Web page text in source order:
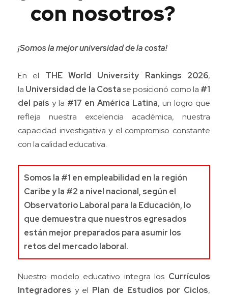
con nosotros?
¡Somos la mejor universidad de la costa!
En el THE World University Rankings 2026,
la Universidad de la Costase posicionó como la #1
del país y la #17 en América Latina, un logro que
refleja nuestra excelencia académica, nuestra
capacidad investigativa y el compromiso constante
con la calidad educativa.
Somos la #1 en empleabilidad en la región
Caribe y la #2 a nivel nacional, según el
Observatorio Laboral para la Educación, lo
que demuestra que nuestros egresados
están mejor preparados para asumir los
retos del mercado laboral.
Nuestro modelo educativo integra los Currículos
Integradores y el Plan de Estudios por Ciclos,